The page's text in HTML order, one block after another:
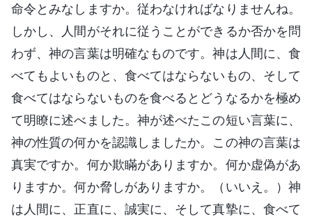
命令とみなしますか。従わなければなりませんね。
しかし、人間がそれに従うことができるか否かを問
わず、神の言葉は明確なものです。神は人間に、食
べてもよいものと、食べてはならないもの、そして
食べてはならないものを食べるとどうなるかを極め
て明瞭に述べました。神が述べたこの短い言葉に、
神の性質の何かを認識しましたか。この神の言葉は
真実ですか。何か欺瞞がありますか。何か虚偽があ
りますか。何か脅しがありますか。（いいえ。）神
は人間に、正直に、誠実に、そして真摯に、食べて